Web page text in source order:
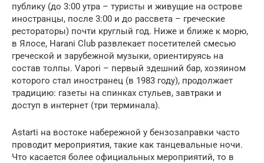
публику (до 3:00 утра – туристы и живущие на острове
иностранцы, после 3:00 и до рассвета – греческие
рестораторы) почти круглый год. Ниже и ближе к морю,
в Ялосе, Harani Club развлекает посетителей смесью
греческой и зарубежной музыки, ориентируясь на
состав толпы. Vapori – первый здешний бар, хозяином
которого стал иностранец (в 1983 году), продолжает
традицию: газеты на спинках стульев, завтраки и
доступ в интернет (три терминала).
Astarti на востоке набережной у бензозаправки часто
проводит мероприятия, такие как танцевальные ночи.
Что касается более официальных мероприятий, то в